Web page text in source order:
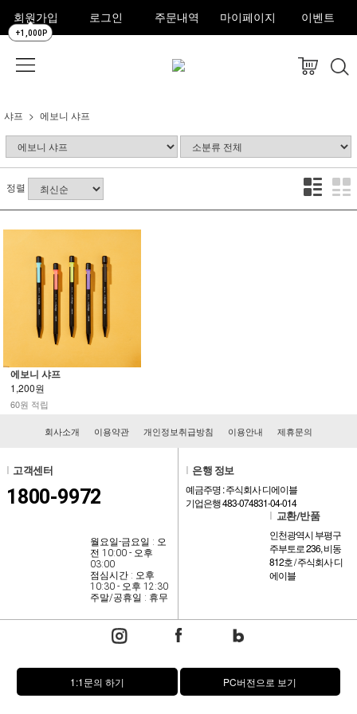
회원가입
+1,000P
로그인 주문내역 마이페이지 이벤트
샤프 에보니 샤프
정렬
에보니 샤프
1,200원
60원 적립
회사소개 이용약관 개인정보취급방침 이용안내 제휴문의
고객센터
1800-9972
월요일-금요일 : 오
전 10:00 - 오후
03:00
점심시간 : 오후
10:30 - 오후 12:30
주말/공휴일 : 휴무
은행 정보
예금주명 : 주식회사 디에이블
기업은행 483-074831-04-014
교환/반품
인천광역시 부평구
주부토로 236, 비동
812호 / 주식회사 디
에이블
1:1문의 하기 PC버전으로 보기